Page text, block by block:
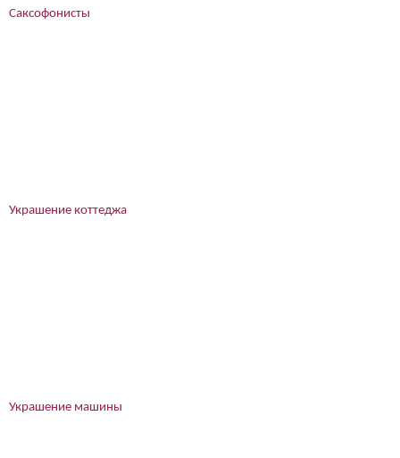
Саксофонисты
Украшение коттеджа
Украшение машины